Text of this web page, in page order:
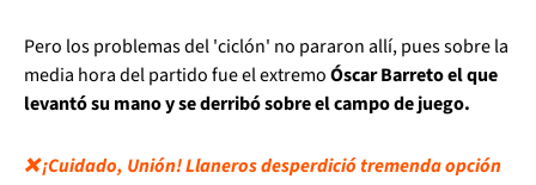
Pero los problemas del 'ciclón' no pararon allí, pues sobre la
media hora del partido fue el extremoÓscar Barreto el que
levantó su mano y se derribó sobre el campo de juego.
❌ ¡Cuidado, Unión! Llaneros desperdició tremenda opción